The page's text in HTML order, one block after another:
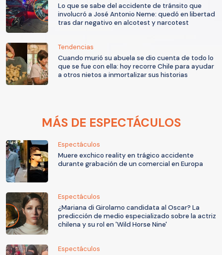
Lo que se sabe del accidente de tránsito que
involucró a José Antonio Neme: quedó en libertad
tras dar negativo en alcotest y narcotest
Tendencias
Cuando murió su abuela se dio cuenta de todo lo
que se fue con ella: hoy recorre Chile para ayudar
a otros nietos a inmortalizar sus historias
MÁS DE ESPECTÁCULOS
Espectáculos
Muere exchico reality en trágico accidente
durante grabación de un comercial en Europa
Espectáculos
¿Mariana di Girolamo candidata al Oscar? La
predicción de medio especializado sobre la actriz
chilena y su rol en 'Wild Horse Nine'
Espectáculos